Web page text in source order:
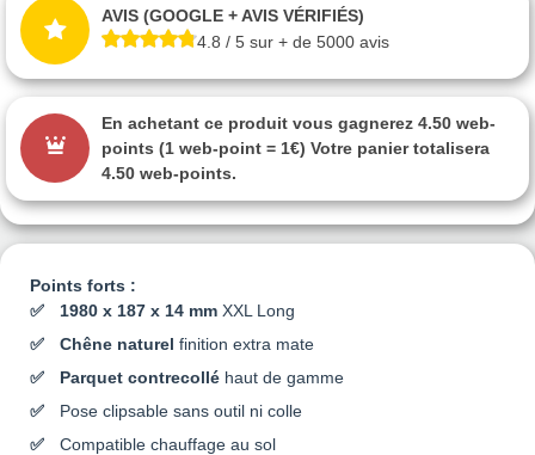
Points forts :
1980 x 187 x 14 mm XXL Long
Chêne naturel finition extra mate
Parquet contrecollé haut de gamme
Pose clipsable sans outil ni colle
Compatible chauffage au sol
AVIS (GOOGLE + AVIS VÉRIFIÉS)
4.8 / 5 sur + de 5000 avis
En achetant ce produit vous gagnerez 4.50 web-
points (1 web-point = 1€) Votre panier totalisera
4.50 web-points.